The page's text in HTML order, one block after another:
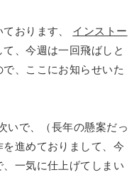
おります、 インストー
、今週は一回飛ばしと
、ここにお知らせいた
いで、（長年の懸案だっ
進めておりまして、今
一気に仕上げてしまい